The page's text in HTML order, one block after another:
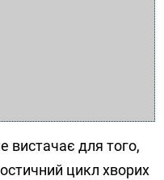
вистачає для того,
цикл хворих